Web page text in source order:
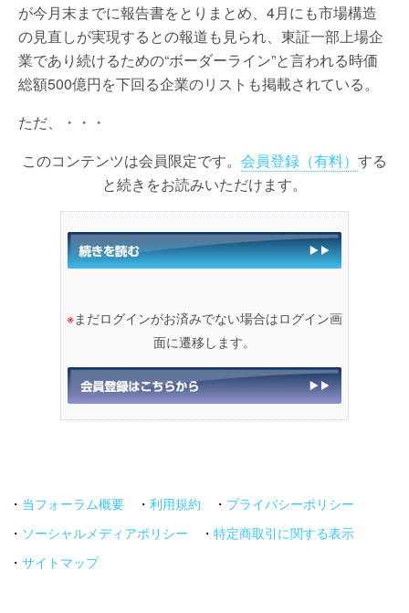
が今月末までに報告書をとりまとめ、4月にも市場構造
の見直しが実現するとの報道も見られ、東証一部上場企
業であり続けるための“ボーダーライン”と言われる時価
総額500億円を下回る企業のリストも掲載されている。
ただ、・・・
このコンテンツは会員限定です。 会員登録（有料） する
と続きをお読みいただけます。
※まだログインがお済みでない場合はログイン画
面に遷移します。
・ 当フォーラム概要 ・ 利用規約 ・ プライバシーポリシー
・ ソーシャルメディアポリシー ・ 特定商取引に関する表示
・ サイトマップ